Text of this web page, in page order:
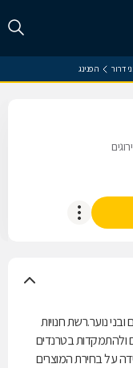
דרור הפנינג
נוער.רשת חנויות
ולהתמקדות בטרנדים
על בחירת המוצרים